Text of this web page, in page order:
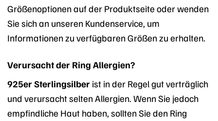
Größenoptionen auf der Produktseite oder wenden
Sie sich an unseren Kundenservice, um
Informationen zu verfügbaren Größen zu erhalten.
Verursacht der Ring Allergien?
925er Sterlingsilber ist in der Regel gut verträglich
und verursacht selten Allergien. Wenn Sie jedoch
empfindliche Haut haben, sollten Sie den Ring